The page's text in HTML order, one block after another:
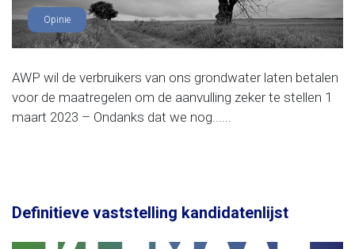
Opinie
AWP wil de verbruikers van ons grondwater laten betalen
voor de maatregelen om de aanvulling zeker te stellen 1
maart 2023 – Ondanks dat we nog......
Definitieve vaststelling kandidatenlijst